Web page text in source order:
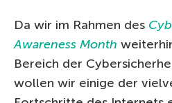
Da wir im Rahmen des
Awareness Month
Bereich der
wollen wir einige der